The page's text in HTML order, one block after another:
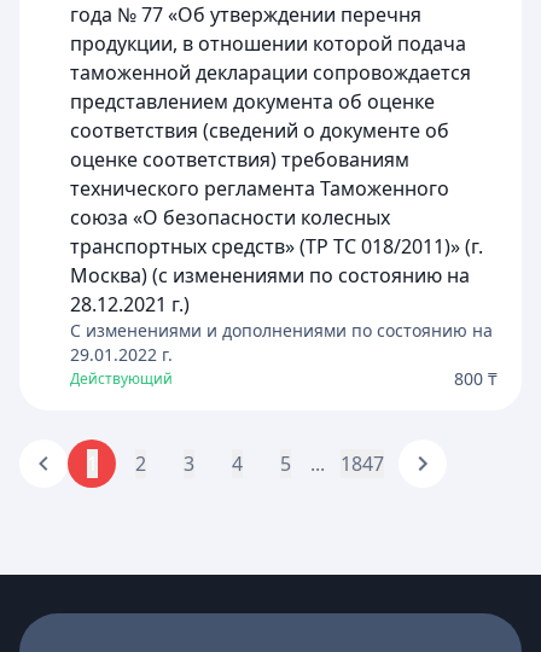
года № 77 «Об утверждении перечня
продукции, в отношении которой подача
таможенной декларации сопровождается
представлением документа об оценке
соответствия (сведений о документе об
оценке соответствия) требованиям
технического регламента Таможенного
союза «О безопасности колесных
транспортных средств» (ТР ТС 018/2011)» (г.
Москва) (с изменениями по состоянию на
28.12.2021 г.)
C изменениями и дополнениями по состоянию на
29.01.2022 г.
Действующий 800 ₸
2 3 4 5 ... 1847